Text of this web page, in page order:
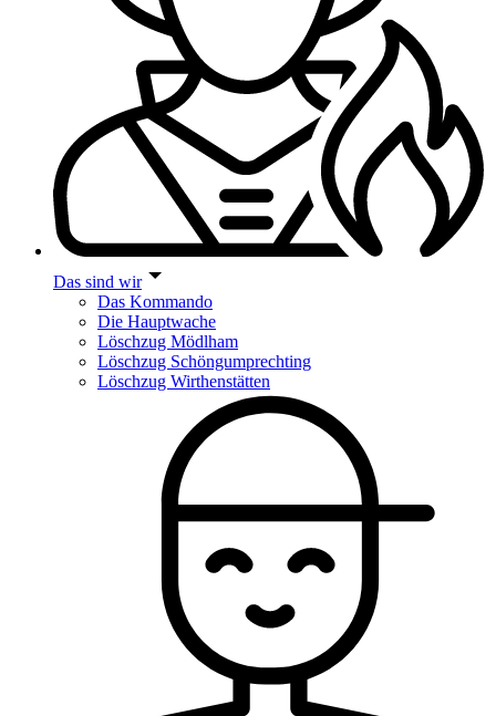
Das sind wir
Das Kommando
Die Hauptwache
Löschzug Mödlham
Löschzug Schöngumprechting
Löschzug Wirthenstätten